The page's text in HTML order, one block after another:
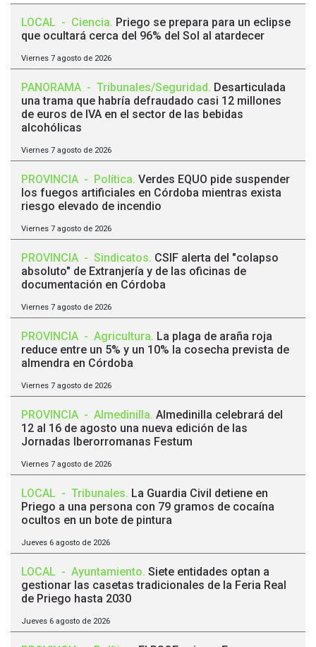
LOCAL - Ciencia. Priego se prepara para un eclipse
que ocultará cerca del 96% del Sol al atardecer
Viernes 7 agosto de 2026
PANORAMA - Tribunales/Seguridad. Desarticulada
una trama que habría defraudado casi 12 millones
de euros de IVA en el sector de las bebidas
alcohólicas
Viernes 7 agosto de 2026
PROVINCIA - Política. Verdes EQUO pide suspender
los fuegos artificiales en Córdoba mientras exista
riesgo elevado de incendio
Viernes 7 agosto de 2026
PROVINCIA - Sindicatos. CSIF alerta del "colapso
absoluto" de Extranjería y de las oficinas de
documentación en Córdoba
Viernes 7 agosto de 2026
PROVINCIA - Agricultura. La plaga de araña roja
reduce entre un 5% y un 10% la cosecha prevista de
almendra en Córdoba
Viernes 7 agosto de 2026
PROVINCIA - Almedinilla. Almedinilla celebrará del
12 al 16 de agosto una nueva edición de las
Jornadas Iberorromanas Festum
Viernes 7 agosto de 2026
LOCAL - Tribunales. La Guardia Civil detiene en
Priego a una persona con 79 gramos de cocaína
ocultos en un bote de pintura
Jueves 6 agosto de 2026
LOCAL - Ayuntamiento. Siete entidades optan a
gestionar las casetas tradicionales de la Feria Real
de Priego hasta 2030
Jueves 6 agosto de 2026